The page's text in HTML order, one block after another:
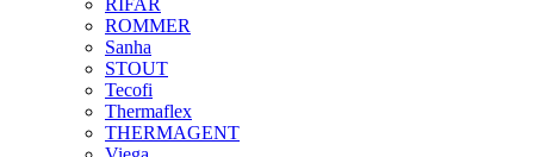
ROMMER
Sanha
STOUT
Tecofi
Thermaflex
THERMAGENT